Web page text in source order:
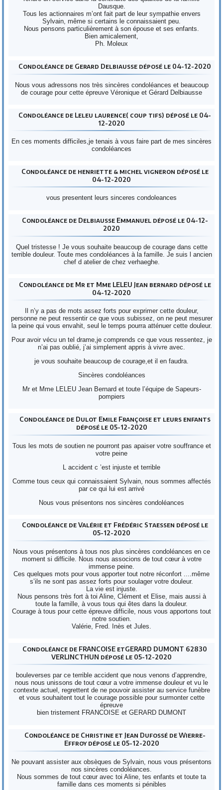
Dausque.
Tous les actionnaires m’ont fait part de leur sympathie envers
Sylvain, même si certains le connaissaient peu.
Nous pensons particulièrement à son épouse et ses enfants.
Bien amicalement,
Ph. Moleux
Condoléance de Gerard Delbiausse déposé le 04-12-2020
Nous vous adressons nos très sincères condoléances et beaucoup
de courage pour cette épreuve Véronique et Gérard Delbiausse
Condoléance de Leleu laurence( coup tifs) déposé le 04-
12-2020
En ces moments difficiles,je tenais à vous faire part de mes sincères
condoléances
Condoléance de henriette & michel vigneron déposé le
04-12-2020
vous presentent leurs sinceres condoleances
Condoléance de Delbiausse Emmanuel déposé le 04-12-
2020
Quel tristesse ! Je vous souhaite beaucoup de courage dans cette
terrible douleur. Toute mes condoléances à la famille. Je suis l ancien
chef d atelier de chez verhaeghe.
Condoléance de Mr et Mme LELEU Jean bernard déposé le
04-12-2020
Il n’y a pas de mots assez forts pour exprimer cette douleur,
personne ne peut ressentir ce que vous subissez, on ne peut mesurer
la peine qui vous envahit, seul le temps pourra atténuer cette douleur.
Pour avoir vécu un tel drame,je comprends ce que vous ressentez, je
n’ai pas oublié, j’ai simplement appris à vivre avec.
je vous souhaite beaucoup de courage,et il en faudra.
Sincères condoléances
Mr et Mme LELEU Jean Bernard et toute l’équipe de Sapeurs-
pompiers
Condoléance de Dulot Emile Françoise et leurs enfants
déposé le 05-12-2020
Tous les mots de soutien ne pourront pas apaiser votre souffrance et
votre peine
L accident c ’est injuste et terrible
Comme tous ceux qui connaissaient Sylvain, nous sommes affectés
par ce qui lui est arrivé
Nous vous présentons nos sincères condoléances
Condoléance de Valérie et Frédéric Staessen déposé le
05-12-2020
Nous vous présentons à tous nos plus sincères condoléances en ce
moment si difficile. Nous nous associons de tout cœur à votre
immense peine.
Ces quelques mots pour vous apporter tout notre réconfort ....même
s’ils ne sont pas assez forts pour soulager votre douleur.
La vie est injuste.
Nous pensons très fort à toi Aline, Clément et Elise, mais aussi à
toute la famille, à vous tous qui êtes dans la douleur.
Courage à tous pour cette épreuve difficile, nous vous apportons tout
notre soutien.
Valérie, Fred. Inès et Jules.
Condoléance de FRANCOISE etGERARD DUMONT 62830
VERLINCTHUN déposé le 05-12-2020
bouleverses par ce terrible accident que nous venons d’apprendre,
nous nous unissons de tout cœur a votre immense douleur et vu le
contexte actuel, regrettent de ne pouvoir assister au service funèbre
et vous souhaitent tout le courage possible pour surmonter cette
épreuve
bien tristement FRANCOISE et GERARD DUMONT
Condoléance de Christine et Jean Dufossé de Wierre-
Effroy déposé le 05-12-2020
Ne pouvant assister aux obsèques de Sylvain, nous vous présentons
nos sincères condoléances.
Nous sommes de tout cœur avec toi Aline, tes enfants et toute ta
famille dans ces moments si pénibles